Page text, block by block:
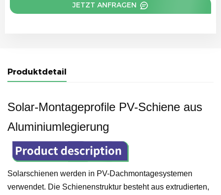
JETZT ANFRAGEN
Produktdetail
Solar-Montageprofile PV-Schiene aus
Aluminiumlegierung
Solarschienen werden in PV-Dachmontagesystemen
verwendet. Die Schienenstruktur besteht aus extrudierten,